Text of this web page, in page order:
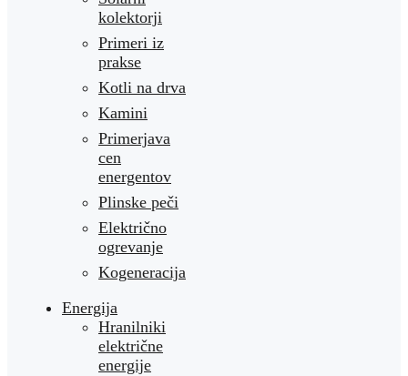
kolektorji
Primeri iz
prakse
Kotli na drva
Kamini
Primerjava
cen
energentov
Plinske peči
Električno
ogrevanje
Kogeneracija
Energija
Hranilniki
električne
energije